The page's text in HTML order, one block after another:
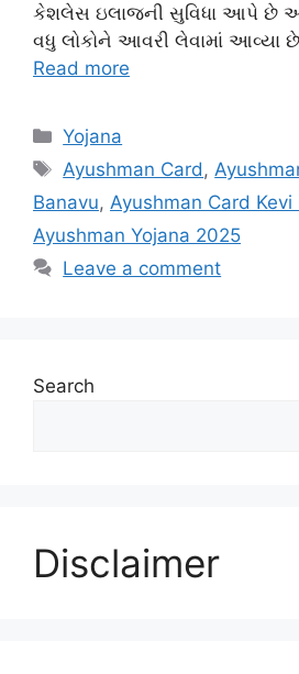
કેશલેસ ઇલાજની સુવિધા આપે છે
વધુ લોકોને આવરી લેવામાં આવ્યા
Read more
Categories
Yojana
Tags
Ayushman Card ,
Banavu, Ayushman Card
Ayushman Yojana 2025
Leave a comment
Search
Disclaimer